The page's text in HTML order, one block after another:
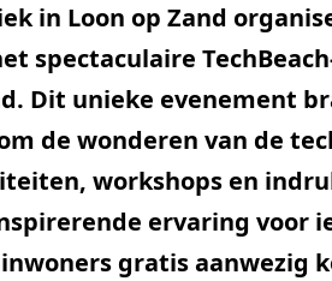
in Loon op Zand
spectaculaire
Dit unieke evenement
de wonderen van de
workshops en
ervaring voor
gratis aanwezig